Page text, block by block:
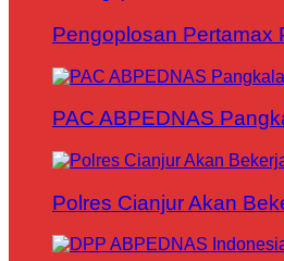
Pengoplosan Pertamax
PAC ABPEDNAS
Polres Cianjur Akan